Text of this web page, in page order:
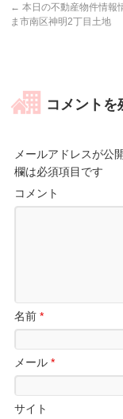
← 本日の不動産物件情
ま市南区神明2丁目土地
コメントを
メールアドレスが公
欄は必須項目です
コメント
名前*
メール*
サイト